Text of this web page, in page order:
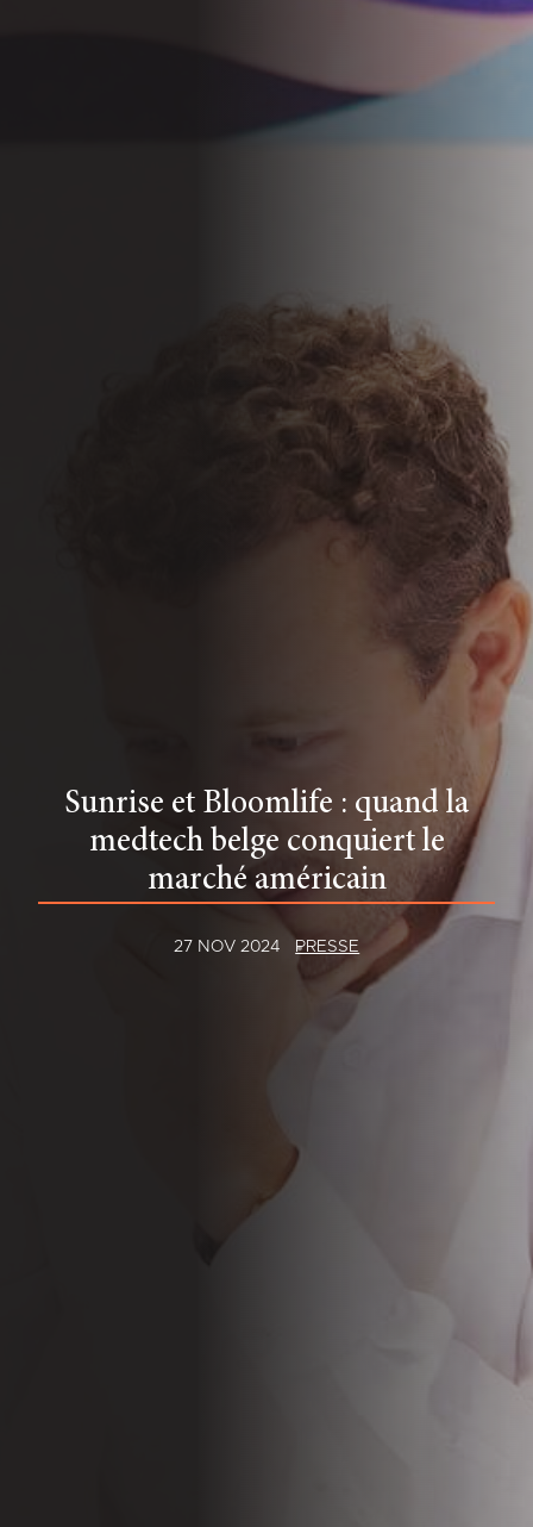
Sunrise et Bloomlife : quand la
medtech belge conquiert le
marché américain
27 NOV 2024 PRESSE